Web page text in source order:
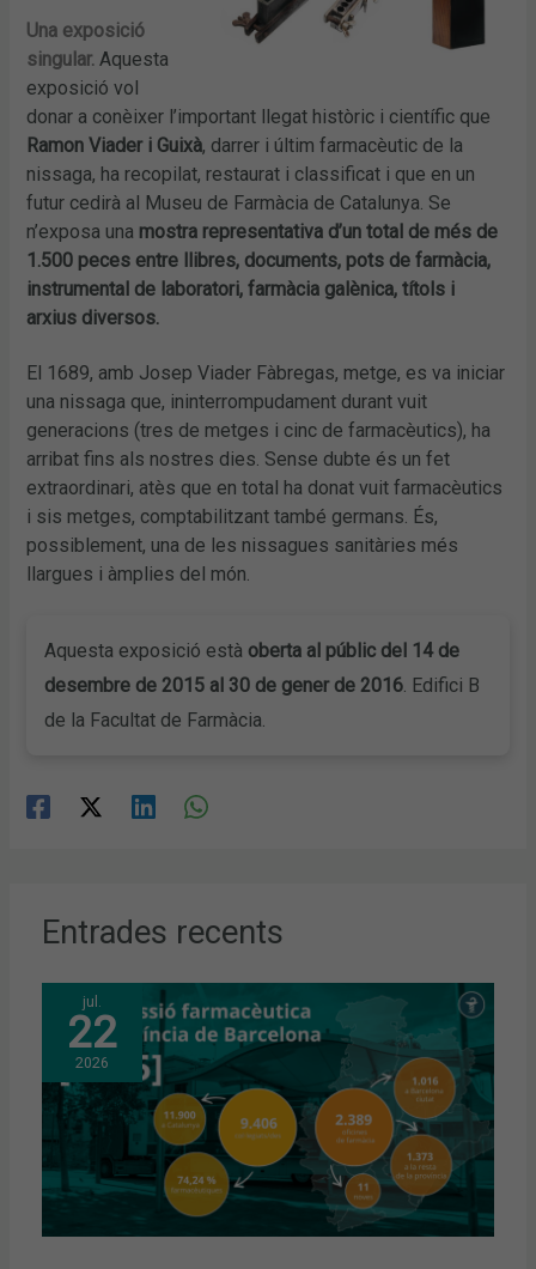
Una exposició
singular. Aquesta
exposició vol
donar a conèixer l’important llegat històric i científic que
Ramon Viader i Guixà, darrer i últim farmacèutic de la
nissaga, ha recopilat, restaurat i classificat i que en un
futur cedirà al Museu de Farmàcia de Catalunya. Se
n’exposa una mostra representativa d’un total de més de
1.500 peces entre llibres, documents, pots de farmàcia,
instrumental de laboratori, farmàcia galènica, títols i
arxius diversos.
El 1689, amb Josep Viader Fàbregas, metge, es va iniciar
una nissaga que, ininterrompudament durant vuit
generacions (tres de metges i cinc de farmacèutics), ha
arribat fins als nostres dies. Sense dubte és un fet
extraordinari, atès que en total ha donat vuit farmacèutics
i sis metges, comptabilitzant també germans. És,
possiblement, una de les nissagues sanitàries més
llargues i àmplies del món.
Aquesta exposició està oberta al públic del 14 de
desembre de 2015 al 30 de gener de 2016 . Edifici B
de la Facultat de Farmàcia.
Entrades recents
jul.
22
2026